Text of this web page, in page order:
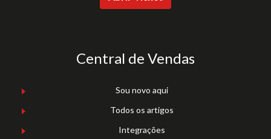
Central de Vendas
Sou novo aqui
Todos os artigos
Integrações